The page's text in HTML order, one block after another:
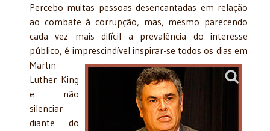
Percebo muitas pessoas desencantadas em relação
ao combate à corrupção, mas, mesmo parecendo
cada vez mais difícil a prevalência do interesse
público, é imprescindível inspirar-se todos os dias em
Martin
Luther King
e não
silenciar
diante do